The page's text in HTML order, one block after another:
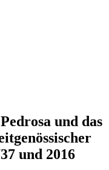
und das
und 2016